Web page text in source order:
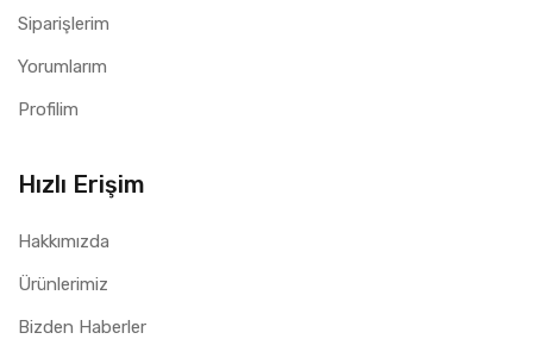
Siparişlerim
Yorumlarım
Profilim
Hızlı Erişim
Hakkımızda
Ürünlerimiz
Bizden Haberler